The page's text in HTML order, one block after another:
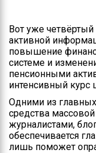
Вот уже
активной
повышение
системе и
пенсионными
интенсивный
Одними из
средства
журналистами,
обеспечивается
лишь поможет